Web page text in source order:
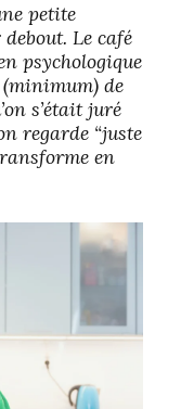
petite
Le café
psychologique
(minimum) de
s’était juré
regarde “juste
en